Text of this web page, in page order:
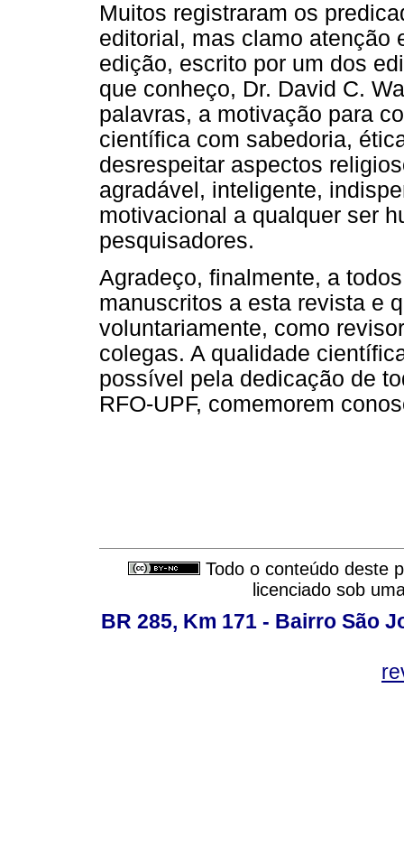
Muitos registraram os
editorial, mas clamo atenção
edição, escrito por um dos
que conheço, Dr. David C.
palavras, a motivação para
científica com sabedoria,
desrespeitar aspectos
agradável, inteligente,
motivacional a qualquer ser
pesquisadores.
Agradeço, finalmente, a
manuscritos a esta revista e
voluntariamente, como
colegas. A qualidade
possível pela dedicação de
RFO-UPF, comemorem
Todo o conteúdo deste
licenciado sob
BR 285, Km 171 - Bairro São